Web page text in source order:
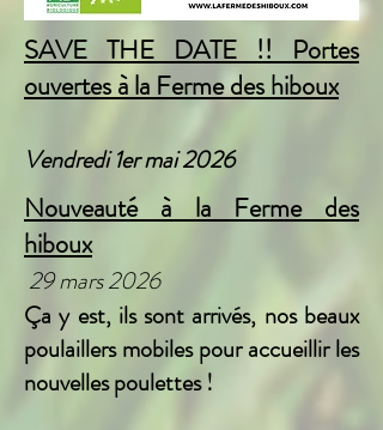
SAVE THE DATE !! Portes
ouvertes à la Ferme des hiboux
Vendredi 1er mai 2026
Nouveauté à la Ferme des
hiboux
29 mars 2026
Ça y est, ils sont arrivés, nos beaux
poulaillers mobiles pour accueillir les
nouvelles poulettes !